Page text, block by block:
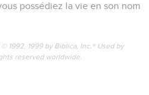
possédiez la vie en son nom
1992, 1999 by Biblica, Inc.® Used by
reserved worldwide.